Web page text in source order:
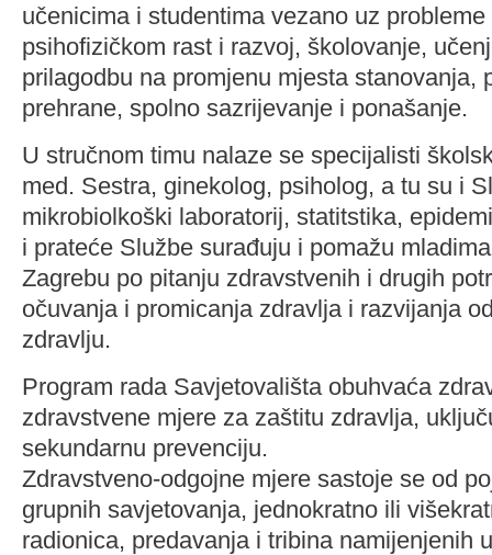
učenicima i studentima vezano uz
psihofizičkom rast i razvoj, školovanje,
prilagodbu na promjenu mjesta stanovanja,
prehrane, spolno sazrijevanje i ponašanje.
U stručnom timu nalaze se specijalisti
med. Sestra, ginekolog, psiholog, a tu su i
mikrobiolkoški laboratorij, statitstika,
i prateće Službe surađuju i pomažu
Zagrebu po pitanju zdravstvenih i drugih
očuvanja i promicanja zdravlja i razvijanja
zdravlju.
Program rada Savjetovališta obuhvaća
zdravstvene mjere za zaštitu zdravlja,
sekundarnu prevenciju.
Zdravstveno-odgojne mjere sastoje se od
grupnih savjetovanja, jednokratno ili
radionica, predavanja i tribina namijenjenih